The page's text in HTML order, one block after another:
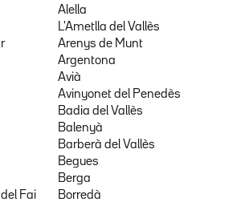
Alella
L'Ametlla del Vallès
Arenys de Munt
Argentona
Avià
Avinyonet del Penedès
Badia del Vallès
Balenyà
Barberà del Vallès
Begues
Berga
Fai
Borredà